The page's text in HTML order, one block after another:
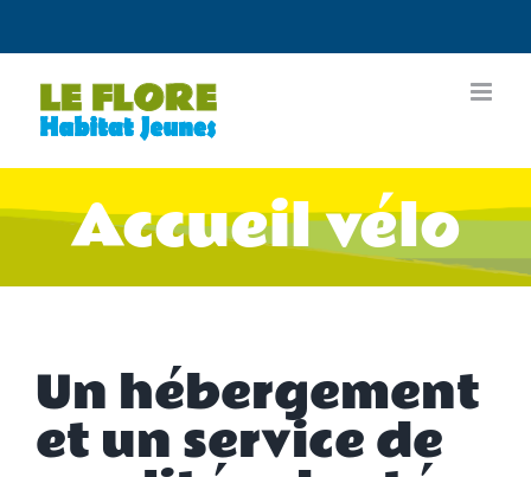
Accueil vélo
Un hébergement
et un service de